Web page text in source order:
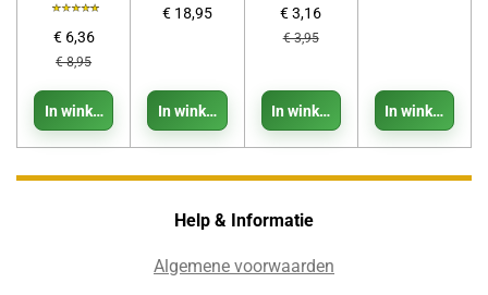
€ 6,36
€ 8,95
In winkelwagen
€ 18,95
In winkelwagen
€ 3,16
€ 3,95
In winkelwagen In
Help & Informatie
Algemene voorwaarden